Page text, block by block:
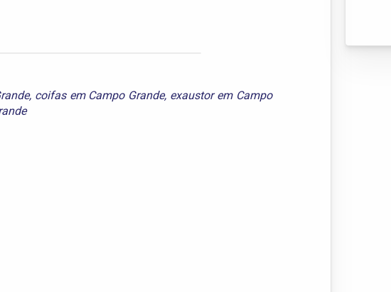
, coifas em Campo Grande, exaustor em Campo